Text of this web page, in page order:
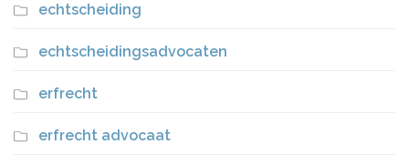
echtscheiding
echtscheidingsadvocaten
erfrecht
erfrecht advocaat